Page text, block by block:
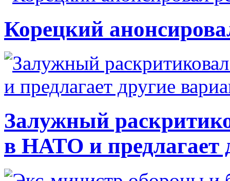
Корецкий
Залужный
в НАТО и предлагает